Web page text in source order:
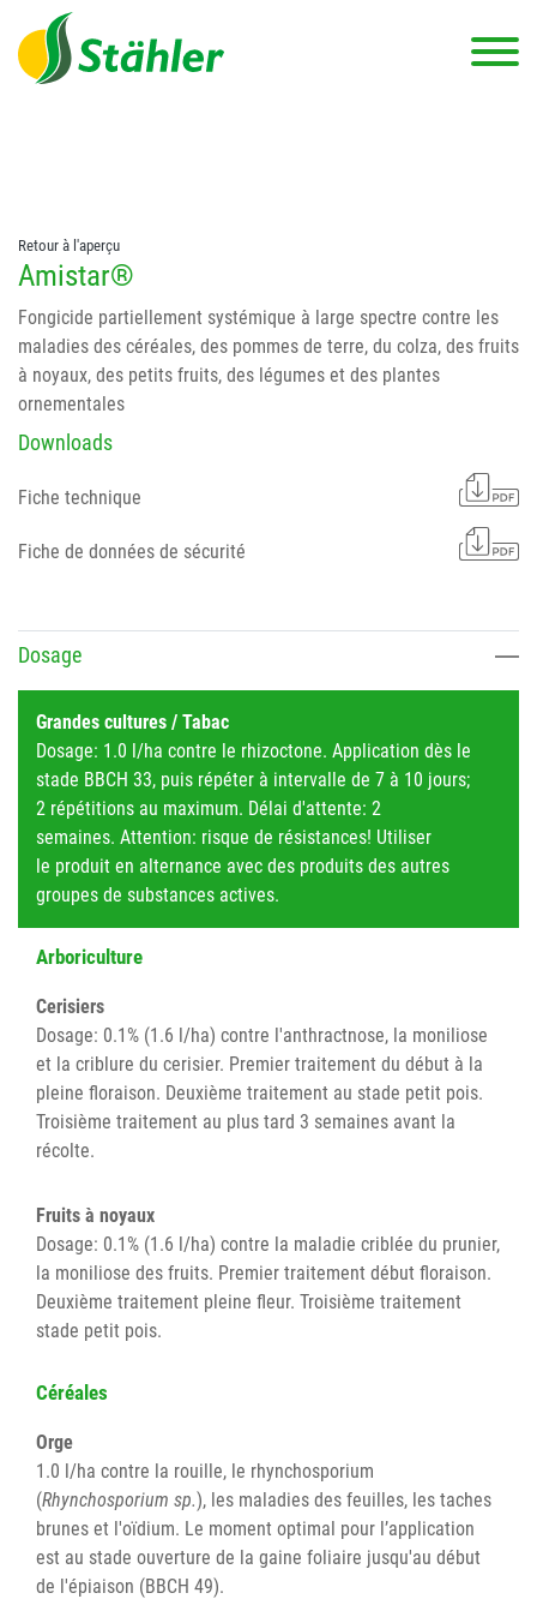
string(78) "Test 12 {FONT:12} // Dosierungen: test 123 dfasdf
asdfW134 245 34" string(62) "Test 12 {FONT:12} Dosierungen: test
123 dfasdf asdfW134 245 34"
Retour à l'aperçu
Amistar®
Fongicide partiellement systémique à large spectre contre les
maladies des céréales, des pommes de terre, du colza, des fruits
à noyaux, des petits fruits, des légumes et des plantes
ornementales
Downloads
Fiche technique
Fiche de données de sécurité
Dosage
Grandes cultures / Tabac
Dosage: 1.0 l/ha contre le rhizoctone. Application dès le
stade BBCH 33, puis répéter à intervalle de 7 à 10 jours;
2 répétitions au maximum. Délai d'attente: 2
semaines. Attention: risque de résistances! Utiliser
le produit en alternance avec des produits des autres
groupes de substances actives.
Arboriculture
Cerisiers
Dosage: 0.1% (1.6 l/ha) contre l'anthractnose, la moniliose
et la criblure du cerisier. Premier traitement du début à la
pleine floraison. Deuxième traitement au stade petit pois.
Troisième traitement au plus tard 3 semaines avant la
récolte.
Fruits à noyaux
Dosage: 0.1% (1.6 l/ha) contre la maladie criblée du prunier,
la moniliose des fruits. Premier traitement début floraison.
Deuxième traitement pleine fleur. Troisième traitement
stade petit pois.
Céréales
Orge
1.0 l/ha contre la rouille, le rhynchosporium
(Rhynchosporium sp.), les maladies des feuilles, les taches
brunes et l'oïdium. Le moment optimal pour l’application
est au stade ouverture de la gaine foliaire jusqu'au début
de l'épiaison (BBCH 49).